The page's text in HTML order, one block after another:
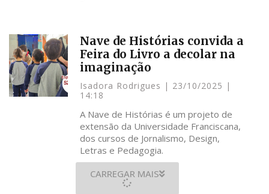
Nave de Histórias convida a
Feira do Livro a decolar na
imaginação
Isadora Rodrigues
23/10/2025
14:18
A Nave de Histórias é um projeto de
extensão da Universidade Franciscana,
dos cursos de Jornalismo, Design,
Letras e Pedagogia.
CARREGAR MAIS